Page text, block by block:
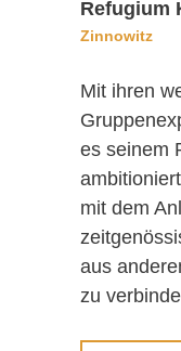
Refugium
Zinnowitz
Mit ihren
es seinem
mit dem
aus
zu